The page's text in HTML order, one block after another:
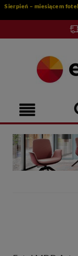
Sierpień – miesiącem